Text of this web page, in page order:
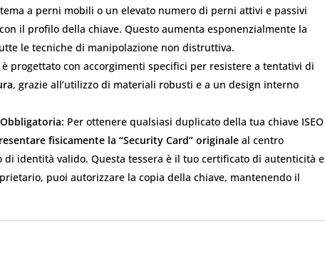
a perni mobili o un elevato numero di perni attivi e passivi
il profilo della chiave. Questo aumenta esponenzialmente la
le tecniche di manipolazione non distruttiva.
progettato con accorgimenti specifici per resistere a tentativi di
, grazie all’utilizzo di materiali robusti e a un design interno
Per ottenere qualsiasi duplicato della tua chiave ISEO
fisicamente la “Security Card” originale al centro
di identità valido. Questa tessera è il tuo certificato di autenticità e
puoi autorizzare la copia della chiave, mantenendo il